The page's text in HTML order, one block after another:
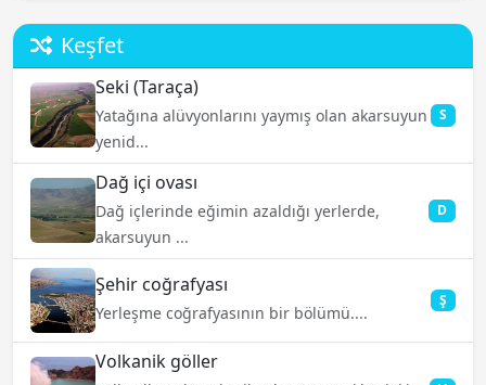
Keşfet
Seki (Taraça)
Yatağına alüvyonlarını yaymış olan akarsuyun
yenid...
S
Dağ içi ovası
Dağ içlerinde eğimin azaldığı yerlerde,
akarsuyun ...
D
Şehir coğrafyası
Yerleşme coğrafyasının bir bölümü....
Ş
Volkanik göller